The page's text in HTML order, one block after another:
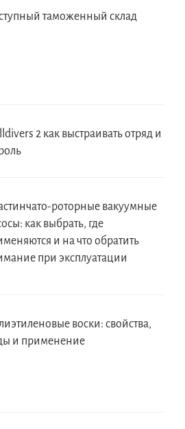
таможенный склад
2 как выстраивать отряд и
роторные вакуумные
как выбрать, где
и на что обратить
при эксплуатации
воски: свойства,
и применение